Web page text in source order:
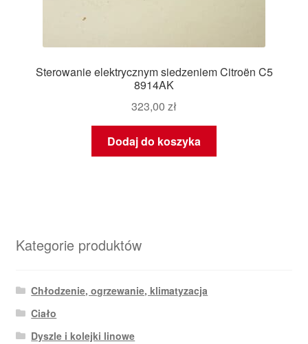
Sterowanie elektrycznym siedzeniem Citroën C5
8914AK
323,00 zł
Dodaj do koszyka
Kategorie produktów
Chłodzenie, ogrzewanie, klimatyzacja
Ciało
Dyszle i kolejki linowe